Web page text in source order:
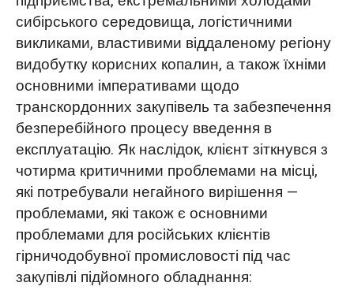
сибірського середовища, логістичними
викликами, властивими віддаленому регіону
видобутку корисних копалин, а також їхніми
основними імперативами щодо
транскордонних закупівель та забезпечення
безперебійного процесу введення в
експлуатацію. Як наслідок, клієнт зіткнувся з
чотирма критичними проблемами на місці,
які потребували негайного вирішення —
проблемами, які також є основними
проблемами для російських клієнтів
гірничодобувної промисловості під час
закупівлі підйомного обладнання: